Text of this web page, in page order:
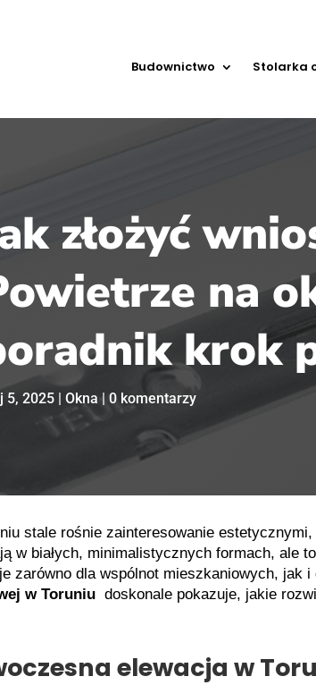
Budownictwo Stolarka
złożyć
na
krok
5, 2025 |Okna |0 komentarzy
stale rośnie zainteresowanie
w białych, minimalistycznych formach, ale
zarówno dla wspólnot mieszkaniowych,
w Toruniu doskonale pokazuje, jakie
elewacja w